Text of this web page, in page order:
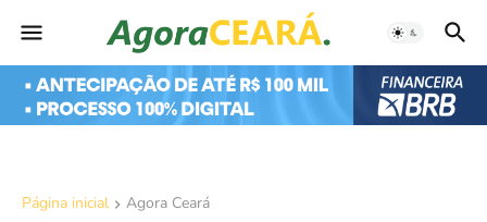
Página inicial Agora Ceará